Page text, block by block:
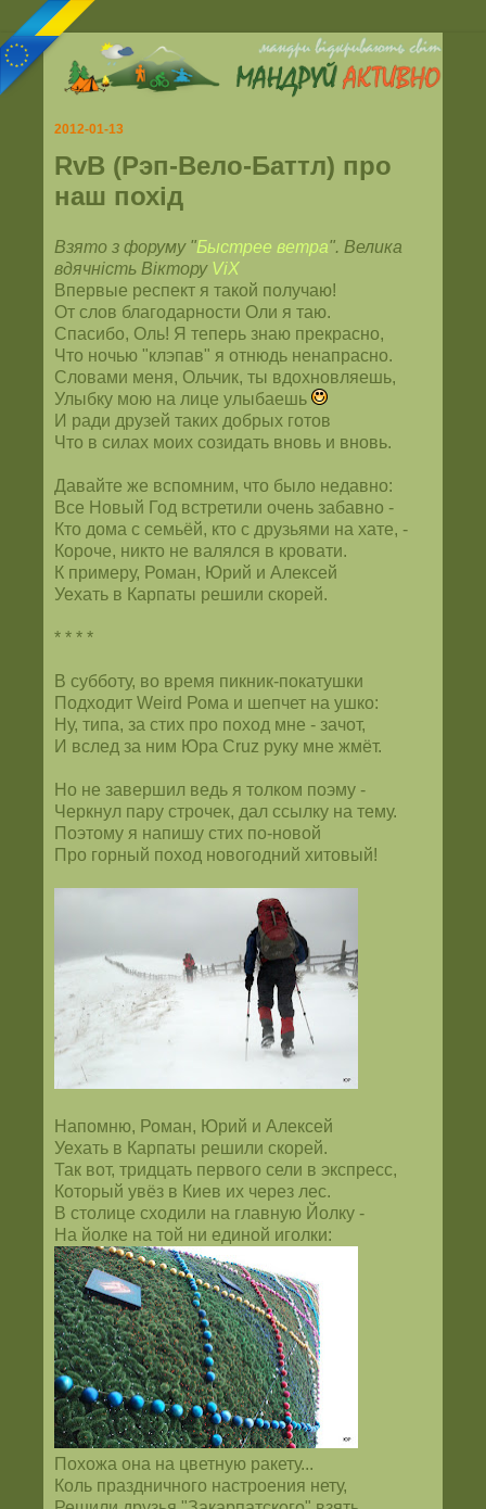
2012-01-13
RvB (Рэп-Вело-Баттл) про
наш похід
Взято з форуму "Быстрее ветра". Велика
вдячність Віктору ViX
Впервые респект я такой получаю!
От слов благодарности Оли я таю.
Спасибо, Оль! Я теперь знаю прекрасно,
Что ночью "клэпав" я отнюдь ненапрасно.
Словами меня, Ольчик, ты вдохновляешь,
Улыбку мою на лице улыбаешь
И ради друзей таких добрых готов
Что в силах моих созидать вновь и вновь.
Давайте же вспомним, что было недавно:
Все Новый Год встретили очень забавно -
Кто дома с семьёй, кто с друзьями на хате, -
Короче, никто не валялся в кровати.
К примеру, Роман, Юрий и Алексей
Уехать в Карпаты решили скорей.
* * * *
В субботу, во время пикник-покатушки
Подходит Weird Рома и шепчет на ушко:
Ну, типа, за стих про поход мне - зачот,
И вслед за ним Юра Cruz руку мне жмёт.
Но не завершил ведь я толком поэму -
Черкнул пару строчек, дал ссылку на тему.
Поэтому я напишу стих по-новой
Про горный поход новогодний хитовый!
Напомню, Роман, Юрий и Алексей
Уехать в Карпаты решили скорей.
Так вот, тридцать первого сели в экспресс,
Который увёз в Киев их через лес.
В столице сходили на главную Йолку -
На йолке на той ни единой иголки:
Похожа она на цветную ракету...
Коль праздничного настроения нету,